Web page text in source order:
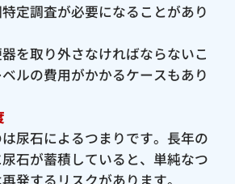
定調査が必要になることがあり
を取り外さなければならないこ
ルの費用がかかるケースもあり
尿石によるつまりです。長年の
石が蓄積していると、単純なつ
発するリスクがあります。